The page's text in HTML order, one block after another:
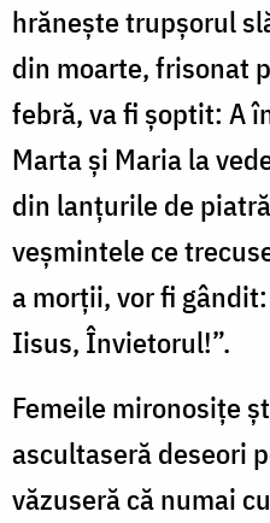
hrănește trupșorul
din moarte, frisonat
febră, va fi șoptit: A
Marta și Maria la
din lanțurile de
veșmintele ce
a morții, vor fi
Iisus, Învietorul!”.
Femeile mironosițe
ascultaseră deseori
văzuseră că numai